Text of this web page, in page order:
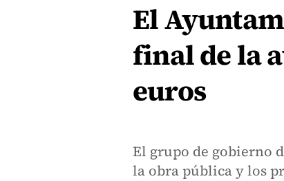
El
final de la
euros
El grupo de gobierno
la obra pública y los